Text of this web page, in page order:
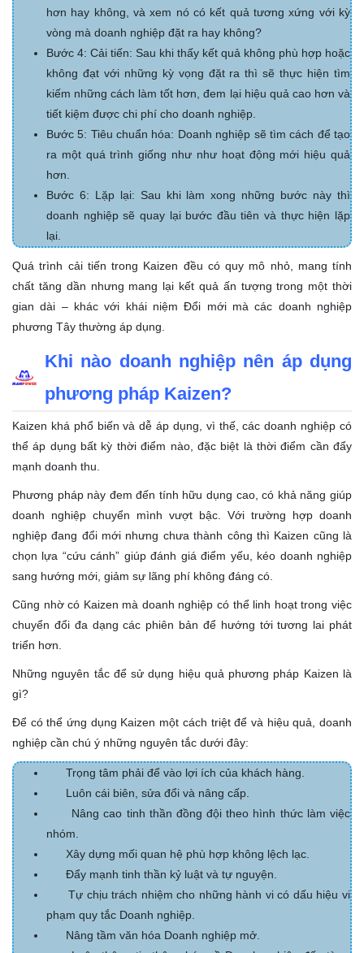
hơn hay không, và xem nó có kết quả tương xứng với kỳ
vòng mà doanh nghiệp đặt ra hay không?
Bước 4: Cải tiến: Sau khi thấy kết quả không phù hợp hoặc
không đạt với những kỳ vọng đặt ra thì sẽ thực hiện tìm
kiếm những cách làm tốt hơn, đem lại hiệu quả cao hơn và
tiết kiệm được chi phí cho doanh nghiệp.
Bước 5: Tiêu chuẩn hóa: Doanh nghiệp sẽ tìm cách để tạo
ra một quá trình giống như như hoạt động mới hiệu quả
hơn.
Bước 6: Lặp lại: Sau khi làm xong những bước này thì
doanh nghiệp sẽ quay lại bước đầu tiên và thực hiện lặp
lại.
Quá trình cải tiến trong Kaizen đều có quy mô nhỏ, mang tính
chất tăng dần nhưng mang lại kết quả ấn tượng trong một thời
gian dài – khác với khái niệm Đổi mới mà các doanh nghiệp
phương Tây thường áp dụng.
Khi nào doanh nghiệp nên áp dụng
phương pháp Kaizen?
Kaizen khá phổ biến và dễ áp dụng, vì thế, các doanh nghiệp có
thể áp dụng bất kỳ thời điểm nào, đặc biệt là thời điểm cần đẩy
mạnh doanh thu.
Phương pháp này đem đến tính hữu dụng cao, có khả năng giúp
doanh nghiệp chuyển mình vượt bậc. Với trường hợp doanh
nghiệp đang đổi mới nhưng chưa thành công thì Kaizen cũng là
chọn lựa “cứu cánh” giúp đánh giá điểm yếu, kéo doanh nghiệp
sang hướng mới, giảm sự lãng phí không đáng có.
Cũng nhờ có Kaizen mà doanh nghiệp có thể linh hoạt trong việc
chuyển đổi đa dạng các phiên bản để hướng tới tương lai phát
triển hơn.
Những nguyên tắc để sử dụng hiệu quả phương pháp Kaizen là
gì?
Để có thể ứng dụng Kaizen một cách triệt để và hiệu quả, doanh
nghiệp cần chú ý những nguyên tắc dưới đây:
Trọng tâm phải để vào lợi ích của khách hàng.
Luôn cái biên, sửa đổi và nâng cấp.
Nâng cao tinh thần đồng đội theo hình thức làm việc
nhóm.
Xây dựng mối quan hệ phù hợp không lệch lạc.
Đẩy mạnh tinh thần kỷ luật và tự nguyện.
Tự chịu trách nhiệm cho những hành vi có dấu hiệu vi
phạm quy tắc Doanh nghiệp.
Nâng tầm văn hóa Doanh nghiệp mở.